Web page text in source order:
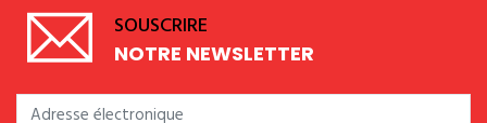
SOUSCRIRE
NOTRE NEWSLETTER